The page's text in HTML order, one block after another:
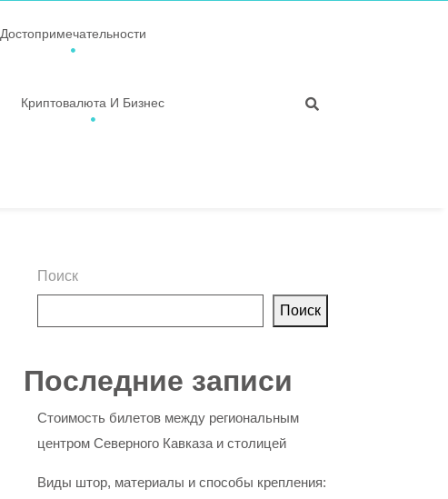
Достопримечательности
Криптовалюта И Бизнес
Поиск
Поиск
Последние записи
Стоимость билетов между региональным
центром Северного Кавказа и столицей
Виды штор, материалы и способы крепления: